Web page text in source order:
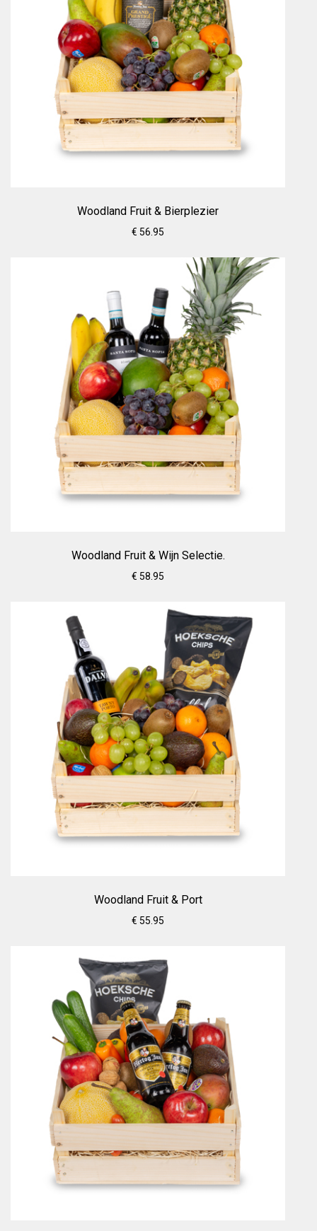
Woodland Fruit & Bierplezier
€ 56.95
Woodland Fruit & Wijn Selectie.
€ 58.95
Woodland Fruit & Port
€ 55.95